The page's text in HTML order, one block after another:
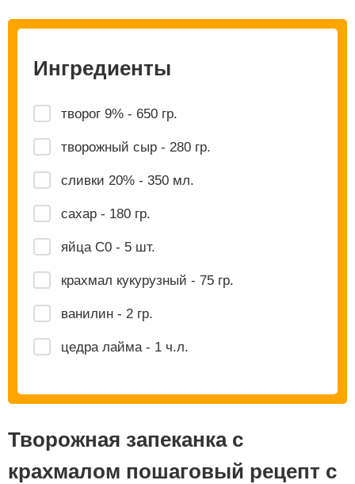
Ингредиенты
творог 9% - 650 гр.
творожный сыр - 280 гр.
сливки 20% - 350 мл.
сахар - 180 гр.
яйца С0 - 5 шт.
крахмал кукурузный - 75 гр.
ванилин - 2 гр.
цедра лайма - 1 ч.л.
Творожная запеканка с
крахмалом пошаговый рецепт с